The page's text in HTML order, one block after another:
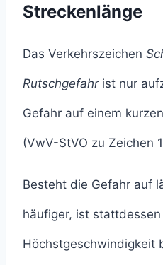
Streckenlänge
Das Verkehrszeichen
Rutschgefahrist nur
Gefahr auf einem
(VwV-StVO zu Zeichen
Besteht die Gefahr auf
häufiger, ist
Höchstgeschwindigkeit